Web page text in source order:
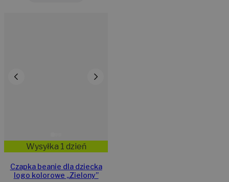
Wysyłka 1 dzień
Czapka beanie dla dziecka
logo kolorowe „Zielony”